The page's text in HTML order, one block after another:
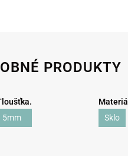
PRODUKTY
5mm
Materiál
Sklo